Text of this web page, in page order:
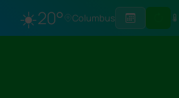
☀️20° Columbus